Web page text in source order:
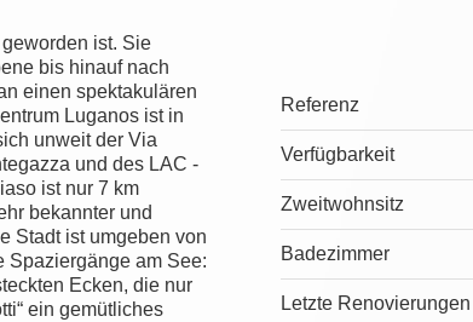
ist. Sie
bis hinauf nach
einen spektakulären
Luganos ist in
unweit der Via
und des LAC -
ist nur 7 km
bekannter und
Stadt ist umgeben von
Spaziergänge am See:
Ecken, die nur
ein gemütliches
Referenz
Verfügbarkeit
Zweitwohnsitz
Badezimmer
Letzte Renovierungen